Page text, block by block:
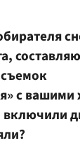
с вашими